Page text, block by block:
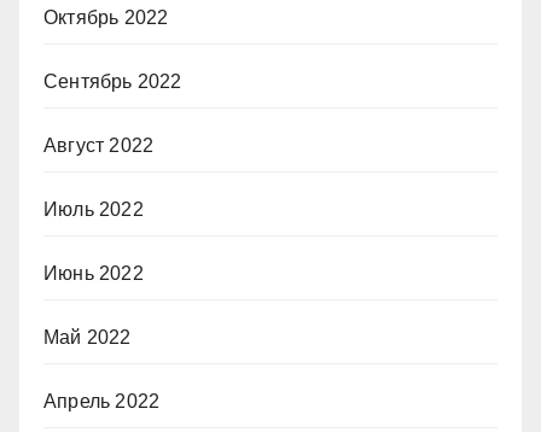
Октябрь 2022
Сентябрь 2022
Август 2022
Июль 2022
Июнь 2022
Май 2022
Апрель 2022